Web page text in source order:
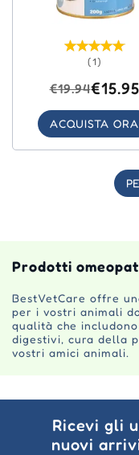
(1)
€19.94€15.95
ACQUISTA ORA
Prodotti
BestVetCare offre
per i vostri animali
qualità che
digestivi, cura della
vostri amici animali.
Ricevi gli
nuovi